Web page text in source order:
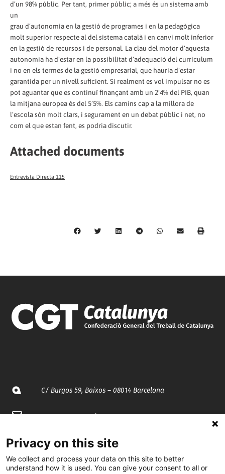
d’un 98% públic. Per tant, primer públic; a més és un sistema amb
un
grau d’autonomia en la gestió de programes i en la pedagògica
molt superior respecte al del sistema català i en canvi molt inferior
en la gestió de recursos i de personal. La clau del motor d’aquesta
autonomia ha d’estar en la possibilitat d’adequació del currículum
i no en els termes de la gestió empresarial, que hauria d’estar
garantida per un nivell suficient. Si realment es vol impulsar no es
pot aguantar que es continuï finançant amb un 2’4% del PIB, quan
la mitjana europea és del 5’5%. Els camins cap a la millora de
l’escola són molt clars, i segurament en un debat públic i net, no
com el que estan fent, es podria discutir.
Attached documents
Entrevista Directa 115
C/ Burgos 59, Baixos – 08014 Barcelona
spccc@spcgtcatalunya.cat
935 120 481
@CGTCatalunya
Privacy on this site
We collect and process your data on this site to better
understand how it is used. You can give your consent to all or